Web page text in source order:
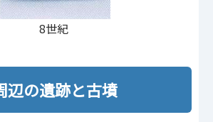
8世紀
辺の遺跡と古墳